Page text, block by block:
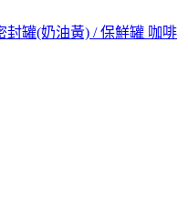
封罐(奶油黃) / 保鮮罐 咖啡